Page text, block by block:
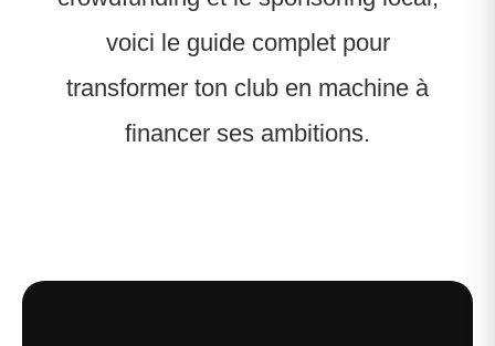
voici le guide complet pour
transformer ton club en machine à
financer ses ambitions.